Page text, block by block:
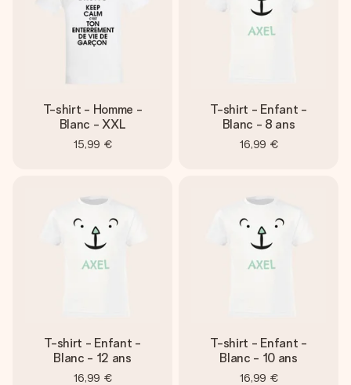
T-shirt - Homme -
Blanc - XXL
15,99 €
T-shirt - Enfant -
Blanc - 8 ans
16,99 €
T-shirt - Enfant -
Blanc - 12 ans
16,99 €
T-shirt - Enfant -
Blanc - 10 ans
16,99 €